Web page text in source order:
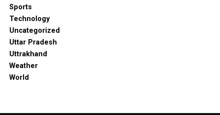
Sports
Technology
Uncategorized
Uttar Pradesh
Uttrakhand
Weather
World